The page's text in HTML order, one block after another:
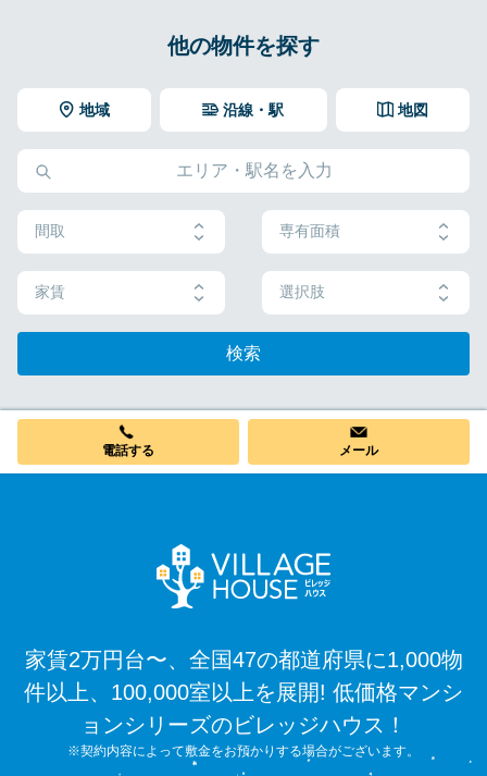
他の物件を探す
地域 地図
沿線・駅
間取 専有面積
家賃 選択肢
検索
電話する メール
家賃2万円台〜、全国47の都道府県に1,000物
件以上、100,000室以上を展開! 低価格マンシ
ョンシリーズのビレッジハウス！
※契約内容によって敷金をお預かりする場合がございます。